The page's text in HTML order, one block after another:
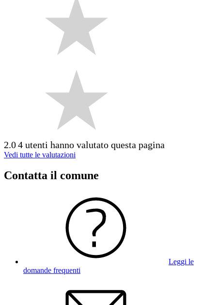
2.04 utenti hanno valutato questa pagina
Vedi tutte le valutazioni
Contatta il comune
Leggi le
domande frequenti